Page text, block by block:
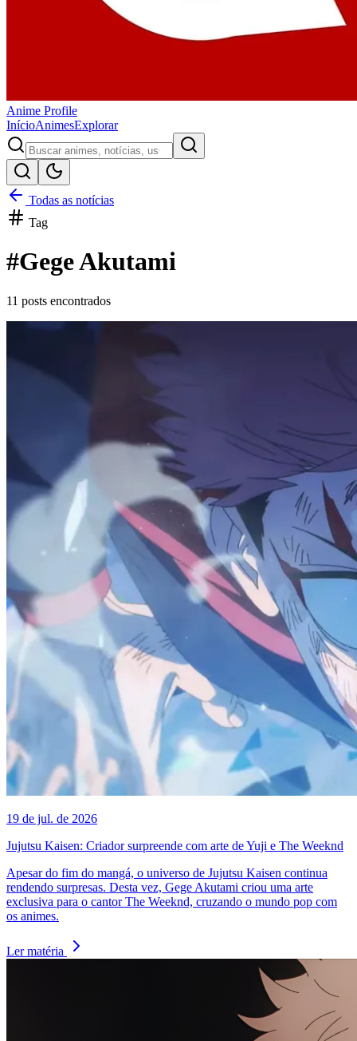
Anime Profile
InícioAnimesExplorar
Todas as notícias
Tag
#Gege Akutami
11 posts encontrados
19 de jul. de 2026
Jujutsu Kaisen: Criador surpreende com arte de Yuji e The Weeknd
Apesar do fim do mangá, o universo de Jujutsu Kaisen continua
rendendo surpresas. Desta vez, Gege Akutami criou uma arte
exclusiva para o cantor The Weeknd, cruzando o mundo pop com
os animes.
Ler matéria